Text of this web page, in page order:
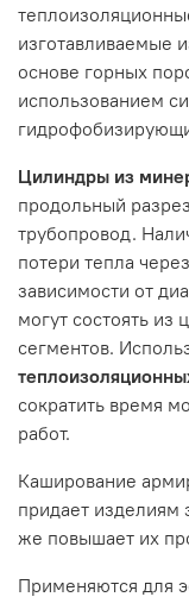
изготавливаемые
основе горных
использованием
Цилиндры из
продольный
трубопровод.
потери тепла
зависимости от
могут состоять из
сегментов.
сократить время
работ.
Каширование
придает изделиям
же повышает их
Применяются для